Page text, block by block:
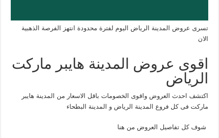
تسرى عروض المدينة الرياض اليوم لفترة محدودة انتهز الفرصة الذهبية
الان
اقوى عروض المدينة هايبر ماركت
الرياض
اكتشف احدث العروض واقوى الخصومات باقل الاسعار من المدينة هايبر
ماركت فى كل فروع المدينة الرياض و المدينة البطحاء
شوف كل تفاصيل العروض من هنا